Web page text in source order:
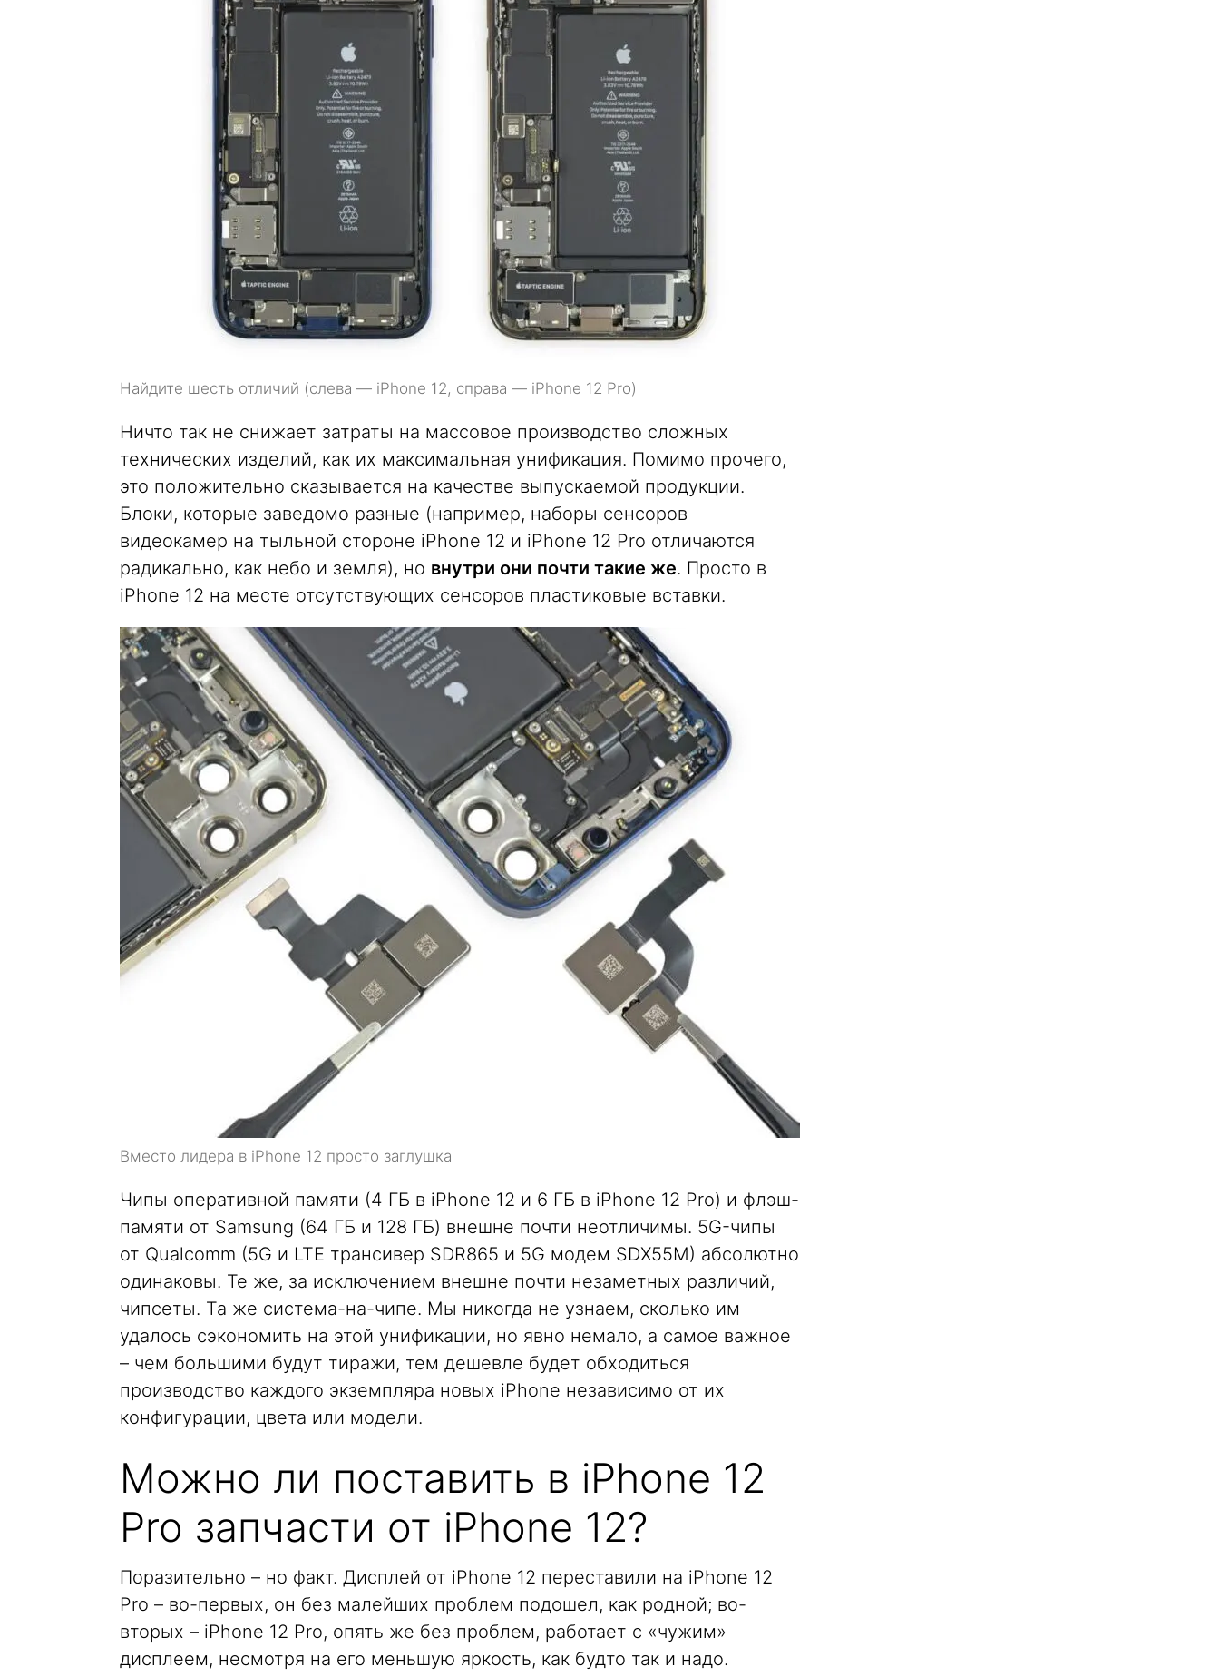
Найдите шесть отличий (слева — iPhone 12, справа — iPhone 12 Pro)
Ничто так не снижает затраты на массовое производство сложных
технических изделий, как их максимальная унификация. Помимо прочего,
это положительно сказывается на качестве выпускаемой продукции.
Блоки, которые заведомо разные (например, наборы сенсоров
видеокамер на тыльной стороне iPhone 12 и iPhone 12 Pro отличаются
радикально, как небо и земля), но внутри они почти такие же. Просто в
iPhone 12 на месте отсутствующих сенсоров пластиковые вставки.
Вместо лидера в iPhone 12 просто заглушка
Чипы оперативной памяти (4 ГБ в iPhone 12 и 6 ГБ в iPhone 12 Pro) и флэш-
памяти от Samsung (64 ГБ и 128 ГБ) внешне почти неотличимы. 5G-чипы
от Qualcomm (5G и LTE трансивер SDR865 и 5G модем SDX55M) абсолютно
одинаковы. Те же, за исключением внешне почти незаметных различий,
чипсеты. Та же система-на-чипе. Мы никогда не узнаем, сколько им
удалось сэкономить на этой унификации, но явно немало, а самое важное
– чем большими будут тиражи, тем дешевле будет обходиться
производство каждого экземпляра новых iPhone независимо от их
конфигурации, цвета или модели.
Можно ли поставить в iPhone 12
Pro запчасти от iPhone 12?
Поразительно – но факт. Дисплей от iPhone 12 переставили на iPhone 12
Pro – во-первых, он без малейших проблем подошел, как родной; во-
вторых – iPhone 12 Pro, опять же без проблем, работает с «чужим»
дисплеем, несмотря на его меньшую яркость, как будто так и надо.